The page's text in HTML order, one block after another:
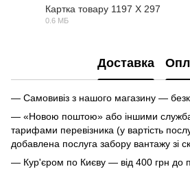
Картка товару 1197 Х 297
0.6 МБ
Доставка
— Самовивіз з нашого магазину —
— «Новою поштою» або іншими
тарифами перевізника (у вартість
добавлена послуга забору вантажу зі
— Кур'єром по Києву — від 400 грн до